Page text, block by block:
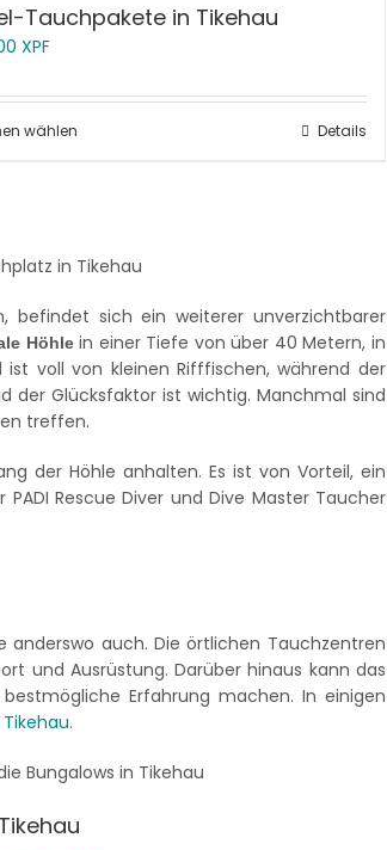
Tauchpakete in Tikehau
XPF
wählen Details
befindet sich ein weiterer unverzichtbarer
Höhlein einer Tiefe von über 40 Metern, in
voll von kleinen Rifffischen, während der
der Glücksfaktor ist wichtig. Manchmal sind
treffen.
der Höhle anhalten. Es ist von Vorteil, ein
Rescue Diver und Dive Master Taucher
auch. Die örtlichen Tauchzentren
und Ausrüstung. Darüber hinaus kann das
Erfahrung machen. In einigen
.